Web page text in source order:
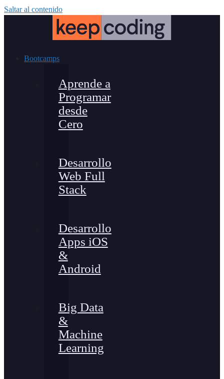
Saltar al contenido
Bootcamps
Aprende a
Programar
desde
Cero
Desarrollo
Web Full
Stack
Desarrollo
Apps iOS
&
Android
Big Data
&
Machine
Learning